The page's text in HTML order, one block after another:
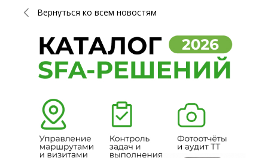
Вернуться ко всем новостям